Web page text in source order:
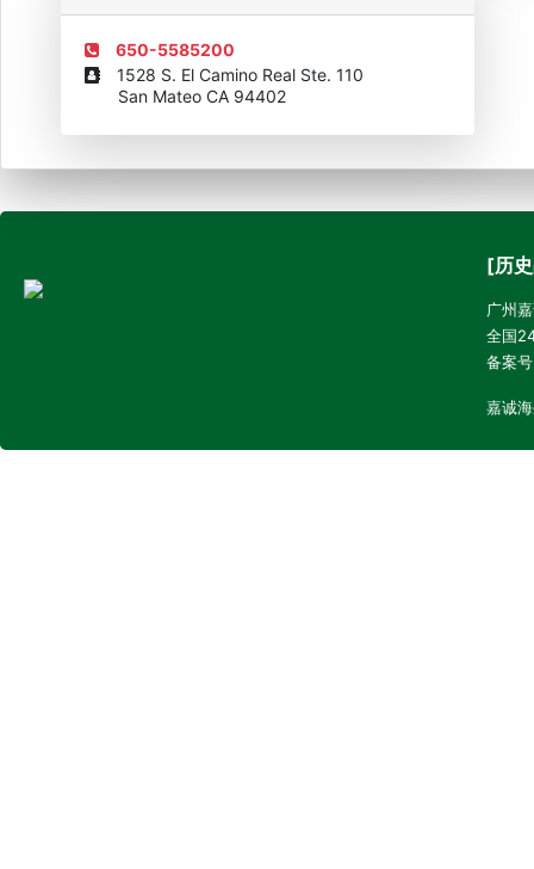
650-5585200
1528 S. El Camino Real Ste. 110
San Mateo CA 94402
[历
广州
全国
备案
嘉诚